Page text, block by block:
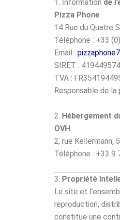
1. Information de
Pizza Phone
14 Rue du Quatre
Téléphone : +33
Email :
SIRET :
TVA :
Responsable de la
2. Hébergement
OVH
2, rue Kellermann,
Téléphone : +33 9
3. Propriété
Le site et
reproduction,
constitue une